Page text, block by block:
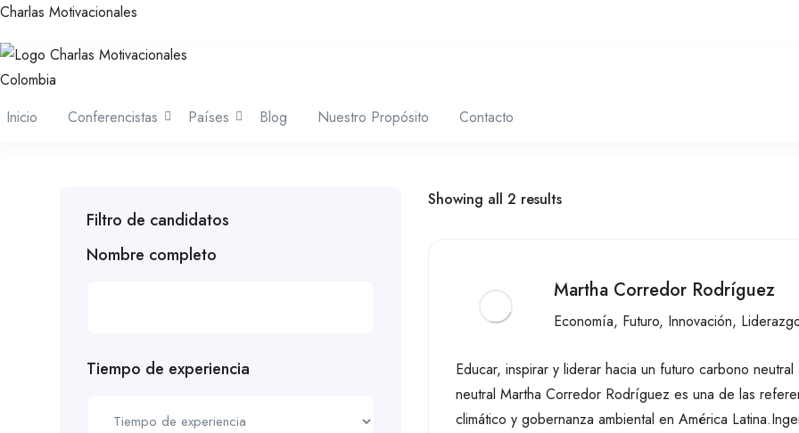
Charlas Motivacionales
Inicio Conferencistas Países Blog Nuestro Propósito Contacto
Filtro de candidatos
Nombre completo
Tiempo de experiencia
Showing all 2 results
Martha Corredor Rodríguez
Economía, Futuro, Innovación,
Educar, inspirar y liderar hacia un futuro carbono
neutral Martha Corredor Rodríguez es una de las
climático y gobernanza ambiental en América